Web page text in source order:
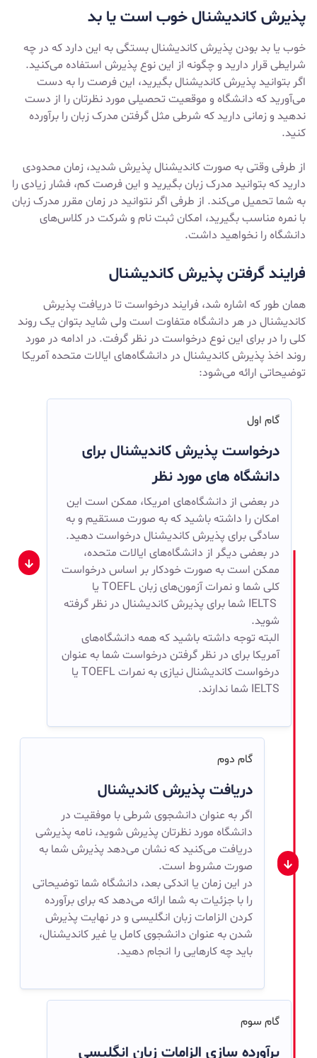
پذیرش کاندیشنال خوب است یا بد
خوب یا بد بودن پذیرش کاندیشنال بستگی به این دارد که در چه
شرایطی قرار دارید و چگونه از این نوع پذیرش استفاده می‌کنید.
اگر بتوانید پذیرش کاندیشنال بگیرید، این فرصت را به دست
می‌آورید که دانشگاه و موقعیت تحصیلی مورد نظرتان را از دست
ندهید و زمانی دارید که شرطی مثل گرفتن مدرک زبان را برآورده
کنید.
از طرفی وقتی به صورت کاندیشنال پذیرش شدید، زمان محدودی
دارید که بتوانید مدرک زبان بگیرید و این فرصت کم، فشار زیادی را
به شما تحمیل می‌کند. از طرفی اگر نتوانید در زمان مقرر مدرک زبان
با نمره مناسب بگیرید، امکان ثبت نام و شرکت در کلاس‌های
دانشگاه را نخواهید داشت.
فرایند گرفتن پذیرش کاندیشنال
همان طور که اشاره شد، فرایند درخواست تا دریافت پذیرش
کاندیشنال در هر دانشگاه متفاوت است ولی شاید بتوان یک روند
کلی را در برای این نوع درخواست در نظر گرفت. در ادامه در مورد
روند اخذ پذیرش کاندیشنال در دانشگاه‌های ایالات متحده آمریکا
توضیحاتی ارائه می‌شود:
گام اول
درخواست پذیرش کاندیشنال برای
دانشگاه های مورد نظر
در بعضی از دانشگاه‌های امریکا، ممکن است این
امکان را داشته باشید که به صورت مستقیم و به
سادگی برای پذیرش کاندیشنال درخواست دهید.
در بعضی دیگر از دانشگاه‌های ایالات متحده،
ممکن است به صورت خودکار بر اساس درخواست
کلی شما و نمرات آزمون‌های زبان TOEFL یا
IELTS شما برای پذیرش کاندیشنال در نظر گرفته
شوید.
البته توجه داشته باشید که همه دانشگاه‌های
آمریکا برای در نظر گرفتن درخواست شما به عنوان
درخواست کاندیشنال نیازی به نمرات TOEFL یا
IELTS شما ندارند.
گام دوم
دریافت پذیرش کاندیشنال
اگر به عنوان دانشجوی شرطی با موفقیت در
دانشگاه مورد نظرتان پذیرش شوید، نامه پذیرشی
دریافت می‌کنید که نشان می‌دهد پذیرش شما به
صورت مشروط است.
در این زمان یا اندکی بعد، دانشگاه شما توضیحاتی
را با جزئیات به شما ارائه می‌دهد که برای برآورده
کردن الزامات زبان انگلیسی و در نهایت پذیرش
شدن به عنوان دانشجوی کامل یا غیر کاندیشنال،
باید چه کارهایی را انجام دهید.
گام سوم
برآورده سازی الزامات زبان انگلیسی